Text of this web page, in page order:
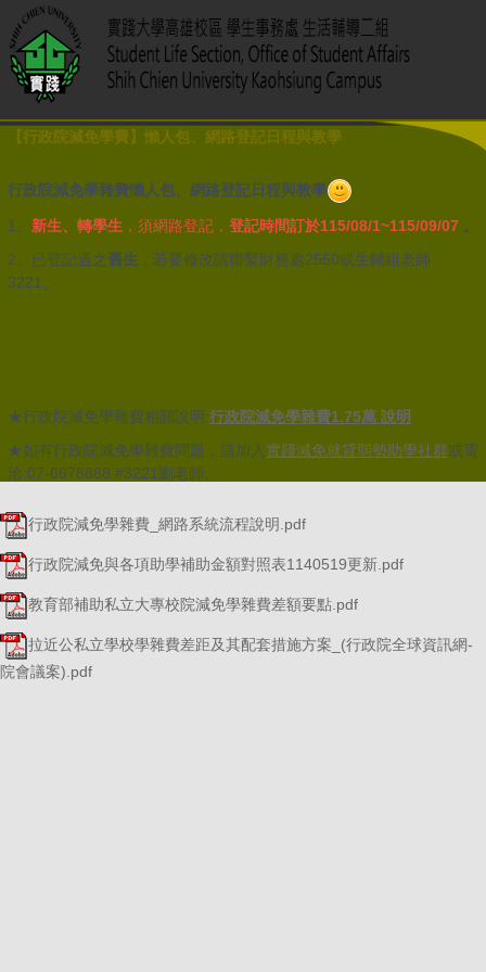
【行政院減免學費】懶人包、網路登記日程與教學
行政院減免學雜費懶人包、網路登記日程與教學
1、 新生、轉學生 ，須網路登記， 登記時間訂於115/08/1~115/09/07 。
2、已登記過之舊生 ，若要修改請聯繫財務處2550或生輔組老師
3221。
★行政院減免學雜費相關說明:行政院減免學雜費1.75萬 說明
★如有行政院減免學雜費問題，請加入實踐減免就貸弱勢助學社群或電
洽:07-6678888 #3221劉老師。
行政院減免學雜費_網路系統流程說明.pdf
行政院減免與各項助學補助金額對照表1140519更新.pdf
教育部補助私立大專校院減免學雜費差額要點.pdf
拉近公私立學校學雜費差距及其配套措施方案_(行政院全球資訊網-
院會議案).pdf